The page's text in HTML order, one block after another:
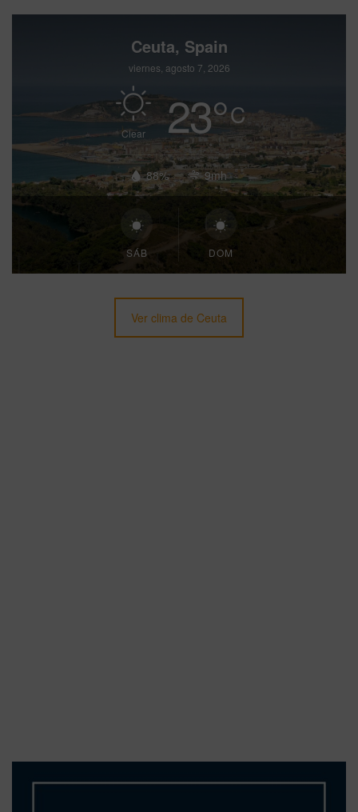
Ceuta, Spain
viernes, agosto 7, 2026
Clear 23°C
88% 9mh
SÁB DOM
Ver clima de Ceuta